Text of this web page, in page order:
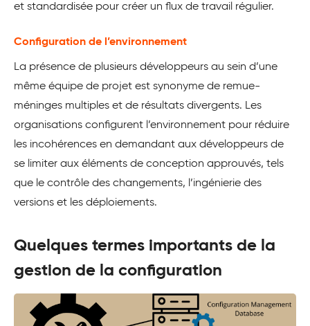
et standardisée pour créer un flux de travail régulier.
Configuration de l’environnement
La présence de plusieurs développeurs au sein d’une
même équipe de projet est synonyme de remue-
méninges multiples et de résultats divergents. Les
organisations configurent l’environnement pour réduire
les incohérences en demandant aux développeurs de
se limiter aux éléments de conception approuvés, tels
que le contrôle des changements, l’ingénierie des
versions et les déploiements.
Quelques termes importants de la
gestion de la configuration